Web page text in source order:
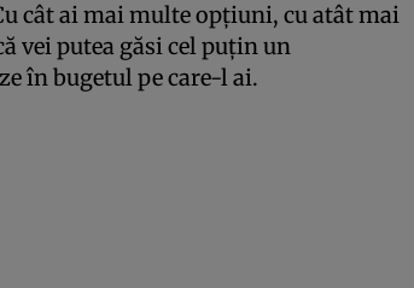
cât ai mai multe opțiuni, cu atât mai
vei putea găsi cel puțin un
în bugetul pe care-l ai.